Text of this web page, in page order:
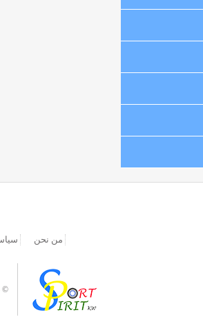
من نحن
© 2013 صحيفة سبورت سبيرت رياضية إلكترونيه، جميع الحقوق محفوظة.